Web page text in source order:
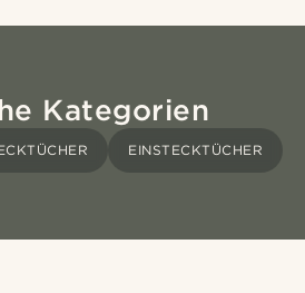
Kategorien
EINSTECKTÜCHER